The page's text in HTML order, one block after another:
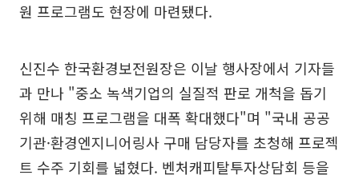
원 프로그램도 현장에 마련됐다.
신진수 한국환경보전원장은 이날 행사장에서 기자들
과 만나 "중소 녹색기업의 실질적 판로 개척을 돕기
위해 매칭 프로그램을 대폭 확대했다"며 "국내 공공
기관·환경엔지니어링사 구매 담당자를 초청해 프로젝
트 수주 기회를 넓혔다. 벤처캐피탈투자상담회 등을